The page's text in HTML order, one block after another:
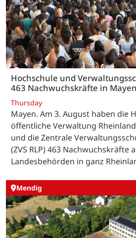
Hochschule und
463 Nachwuchskräfte in Mayen
Thursday
Mayen. Am 3. August haben die
öffentliche Verwaltung
und die Zentrale
(ZVS RLP) 463 Nachwuchskräfte
Landesbehörden in ganz
Mendig